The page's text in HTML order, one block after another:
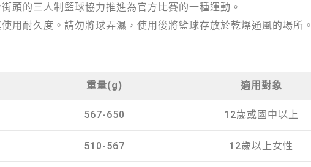
頭的三人制籃球協力推進為官方比賽的一種運動。
用耐久度。請勿將球弄濕，使用後將籃球存放於乾燥通風的場所。
重量(g) 適用對象
567-650 12歲或國中以上
510-567 12歲以上女性